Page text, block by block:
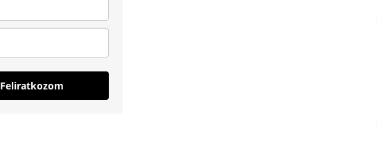
Feliratkozom